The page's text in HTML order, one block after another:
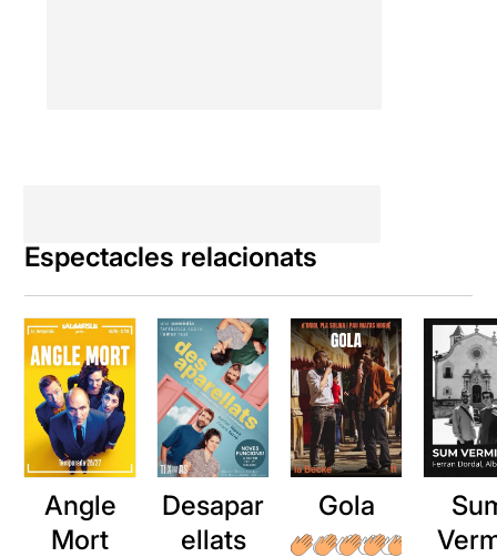
Espectacles relacionats
Angle
Mort
Desapar
ellats
Gola